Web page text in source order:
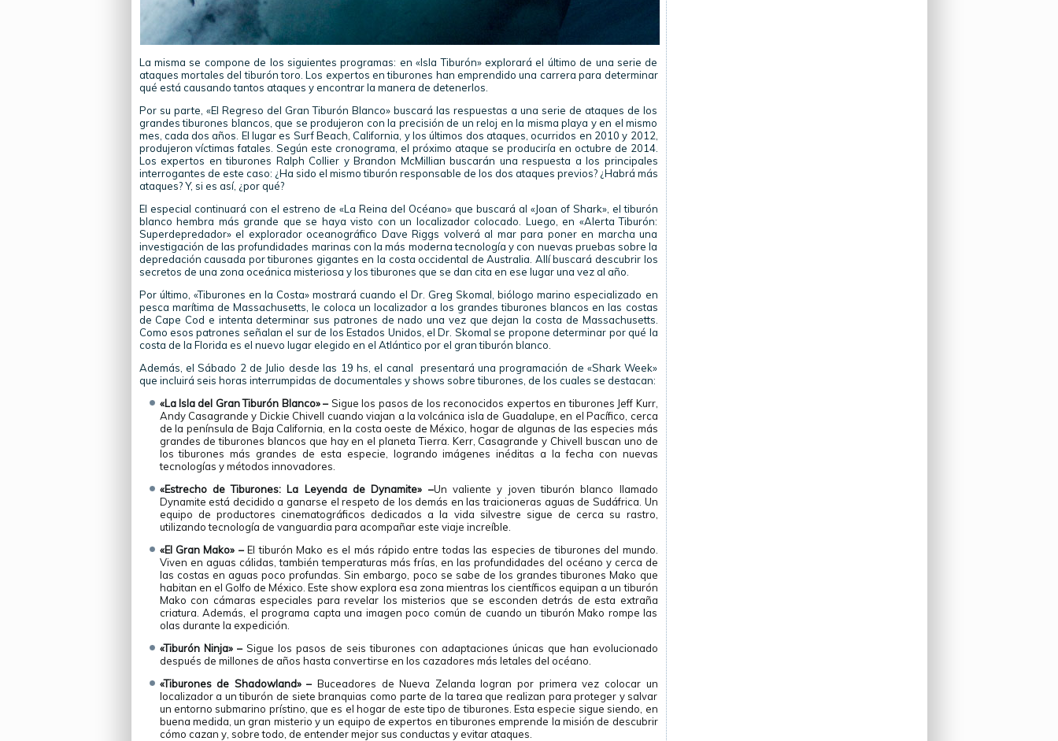
La misma se compone de los siguientes programas: en «Isla Tiburón» explorará el último de una serie de
ataques mortales del tiburón toro. Los expertos en tiburones han emprendido una carrera para determinar
qué está causando tantos ataques y encontrar la manera de detenerlos.
Por su parte, «El Regreso del Gran Tiburón Blanco» buscará las respuestas a una serie de ataques de los
grandes tiburones blancos, que se produjeron con la precisión de un reloj en la misma playa y en el mismo
mes, cada dos años. El lugar es Surf Beach, California, y los últimos dos ataques, ocurridos en 2010 y 2012,
produjeron víctimas fatales. Según este cronograma, el próximo ataque se produciría en octubre de 2014.
Los expertos en tiburones Ralph Collier y Brandon McMillian buscarán una respuesta a los principales
interrogantes de este caso: ¿Ha sido el mismo tiburón responsable de los dos ataques previos? ¿Habrá más
ataques? Y, si es así, ¿por qué?
El especial continuará con el estreno de «La Reina del Océano» que buscará al «Joan of Shark», el tiburón
blanco hembra más grande que se haya visto con un localizador colocado. Luego, en «Alerta Tiburón:
Superdepredador» el explorador oceanográfico Dave Riggs volverá al mar para poner en marcha una
investigación de las profundidades marinas con la más moderna tecnología y con nuevas pruebas sobre la
depredación causada por tiburones gigantes en la costa occidental de Australia. Allí buscará descubrir los
secretos de una zona oceánica misteriosa y los tiburones que se dan cita en ese lugar una vez al año.
Por último, «Tiburones en la Costa» mostrará cuando el Dr. Greg Skomal, biólogo marino especializado en
pesca marítima de Massachusetts, le coloca un localizador a los grandes tiburones blancos en las costas
de Cape Cod e intenta determinar sus patrones de nado una vez que dejan la costa de Massachusetts.
Como esos patrones señalan el sur de los Estados Unidos, el Dr. Skomal se propone determinar por qué la
costa de la Florida es el nuevo lugar elegido en el Atlántico por el gran tiburón blanco.
Además, el Sábado 2 de Julio desde las 19 hs, el canal presentará una programación de «Shark Week»
que incluirá seis horas interrumpidas de documentales y shows sobre tiburones, de los cuales se destacan:
«La Isla del Gran Tiburón Blanco» – Sigue los pasos de los reconocidos expertos en tiburones Jeff Kurr,
Andy Casagrande y Dickie Chivell cuando viajan a la volcánica isla de Guadalupe, en el Pacífico, cerca
de la península de Baja California, en la costa oeste de México, hogar de algunas de las especies más
grandes de tiburones blancos que hay en el planeta Tierra. Kerr, Casagrande y Chivell buscan uno de
los tiburones más grandes de esta especie, logrando imágenes inéditas a la fecha con nuevas
tecnologías y métodos innovadores.
«Estrecho de Tiburones: La Leyenda de Dynamite» –Un valiente y joven tiburón blanco llamado
Dynamite está decidido a ganarse el respeto de los demás en las traicioneras aguas de Sudáfrica. Un
equipo de productores cinematográficos dedicados a la vida silvestre sigue de cerca su rastro,
utilizando tecnología de vanguardia para acompañar este viaje increíble.
«El Gran Mako» –El tiburón Mako es el más rápido entre todas las especies de tiburones del mundo.
Viven en aguas cálidas, también temperaturas más frías, en las profundidades del océano y cerca de
las costas en aguas poco profundas. Sin embargo, poco se sabe de los grandes tiburones Mako que
habitan en el Golfo de México. Este show explora esa zona mientras los científicos equipan a un tiburón
Mako con cámaras especiales para revelar los misterios que se esconden detrás de esta extraña
criatura. Además, el programa capta una imagen poco común de cuando un tiburón Mako rompe las
olas durante la expedición.
«Tiburón Ninja» –Sigue los pasos de seis tiburones con adaptaciones únicas que han evolucionado
después de millones de años hasta convertirse en los cazadores más letales del océano.
«Tiburones de Shadowland» – Buceadores de Nueva Zelanda logran por primera vez colocar un
localizador a un tiburón de siete branquias como parte de la tarea que realizan para proteger y salvar
un entorno submarino prístino, que es el hogar de este tipo de tiburones. Esta especie sigue siendo, en
buena medida, un gran misterio y un equipo de expertos en tiburones emprende la misión de descubrir
cómo cazan y, sobre todo, de entender mejor sus conductas y evitar ataques.